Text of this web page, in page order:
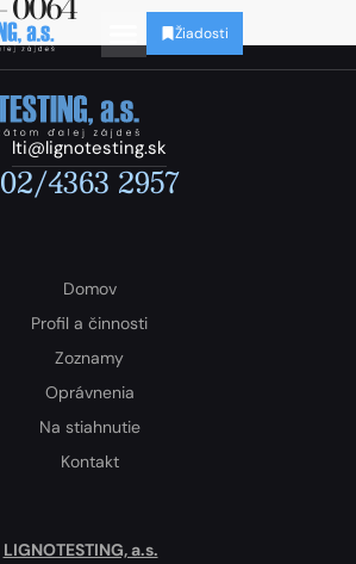
Žiadosti
lti@lignotesting.sk
02/4363 2957
Domov
Profil a činnosti
Zoznamy
Oprávnenia
Na stiahnutie
Kontakt
LIGNOTESTING, a.s.